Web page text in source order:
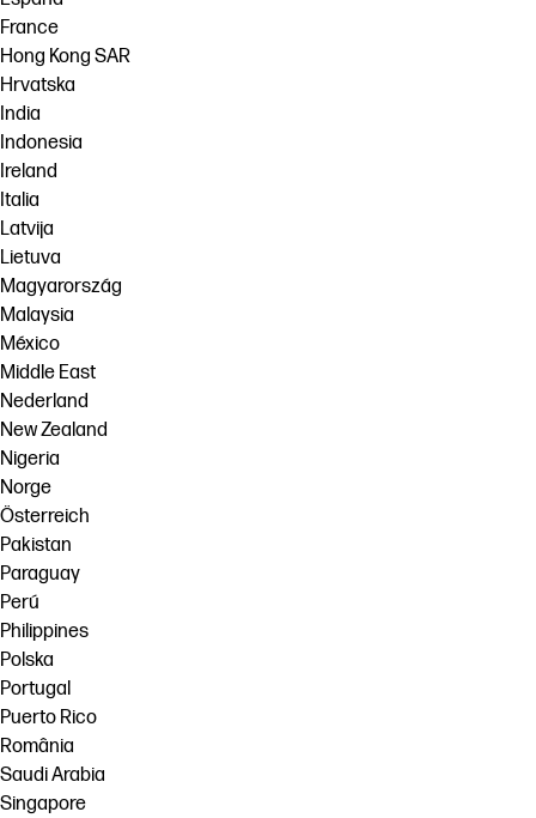
France
Hong Kong SAR
Hrvatska
India
Indonesia
Ireland
Italia
Latvija
Lietuva
Magyarország
Malaysia
México
Middle East
Nederland
New Zealand
Nigeria
Norge
Österreich
Pakistan
Paraguay
Perú
Philippines
Polska
Portugal
Puerto Rico
România
Saudi Arabia
Singapore